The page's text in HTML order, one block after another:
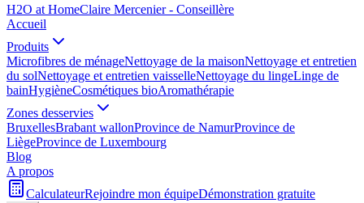
H2O at HomeClaire Mercenier - Conseillère
Accueil
Produits
Microfibres de ménageNettoyage de la maisonNettoyage et entretien
du solNettoyage et entretien vaisselleNettoyage du lingeLinge de
bainHygièneCosmétiques bioAromathérapie
Zones desservies
BruxellesBrabant wallonProvince de NamurProvince de
LiègeProvince de Luxembourg
Blog
A propos
CalculateurRejoindre mon équipeDémonstration gratuite